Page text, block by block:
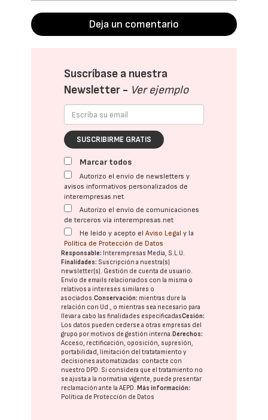
Deja un comentario
Suscríbase a nuestra
Newsletter - Ver ejemplo
SUSCRIBIRME GRATIS
Marcar todos
Autorizo el envío de newsletters y
avisos informativos personalizados de
interempresas.net
Autorizo el envío de comunicaciones
de terceros vía interempresas.net
He leído y acepto elAviso Legal y la
Política de Protección de Datos
Responsable: Interempresas Media, S.L.U.
Finalidades: Suscripción a nuestra(s)
newsletter(s). Gestión de cuenta de usuario.
Envío de emails relacionados con la misma o
relativos a intereses similares o
asociados.Conservación: mientras dure la
relación con Ud., o mientras sea necesario para
llevar a cabo las finalidades especificadasCesión:
Los datos pueden cederse a otras empresas del
grupo por motivos de gestión interna.Derechos:
Acceso, rectificación, oposición, supresión,
portabilidad, limitación del tratatamiento y
decisiones automatizadas: contacte con
nuestro DPD. Si considera que el tratamiento no
se ajusta a la normativa vigente, puede presentar
reclamación ante laAEPD.Más información:
Política de Protección de Datos